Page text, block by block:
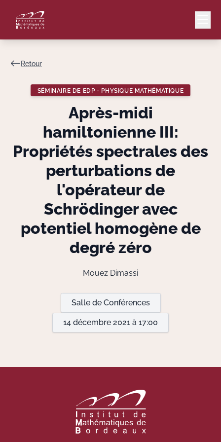
Le Laboratoire
Recherche
Valorisation
Informatique
Retour
SÉMINAIRE DE EDP - PHYSIQUE MATHÉMATIQUE
Après-midi
hamiltonienne III:
Propriétés spectrales des
perturbations de
l'opérateur de
Schrödinger avec
potentiel homogène de
degré zéro
Mouez Dimassi
Salle de Conférences
14 décembre 2021 à 17:00